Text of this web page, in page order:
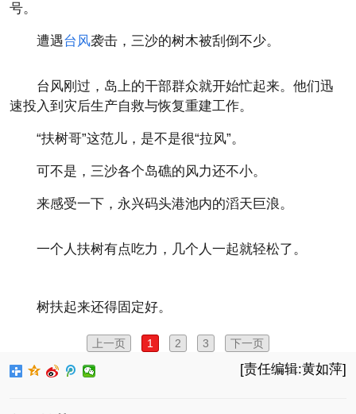
号。
遭遇台风袭击，三沙的树木被刮倒不少。
台风刚过，岛上的干部群众就开始忙起来。他们迅
速投入到灾后生产自救与恢复重建工作。
“扶树哥”这范儿，是不是很“拉风”。
可不是，三沙各个岛礁的风力还不小。
来感受一下，永兴码头港池内的滔天巨浪。
一个人扶树有点吃力，几个人一起就轻松了。
树扶起来还得固定好。
上一页 1 2 3 下一页
[责任编辑:黄如萍]